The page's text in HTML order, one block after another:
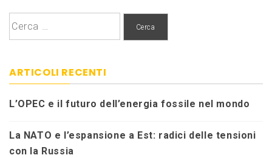
Ricerca
ARTICOLI RECENTI
L’OPEC e il futuro dell’energia fossile nel mondo
La NATO e l’espansione a Est: radici delle tensioni
con la Russia